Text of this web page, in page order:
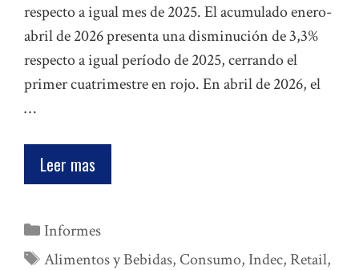
respecto a igual mes de 2025. El acumulado enero-
abril de 2026 presenta una disminución de 3,3%
respecto a igual período de 2025, cerrando el
primer cuatrimestre en rojo. En abril de 2026, el
…
Leer mas
Categorías
Informes
Etiquetas
Alimentos y Bebidas, Consumo, Indec, Retail,